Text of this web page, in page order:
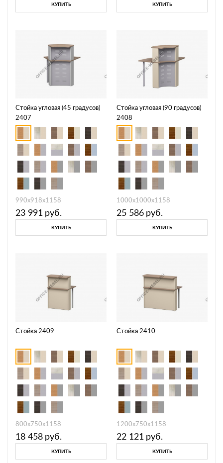
КУПИТЬ КУПИТЬ
Стойка угловая (45 градусов)
2407
990х918х1158
23 991 руб.
КУПИТЬ
Стойка угловая (90 градусов)
2408
1000х1000х1158
25 586 руб.
КУПИТЬ
Стойка 2409
800х750х1158
18 458 руб.
КУПИТЬ
Стойка 2410
1200х750х1158
22 121 руб.
КУПИТЬ